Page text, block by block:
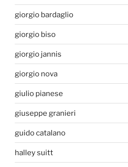
giorgio bardaglio
giorgio biso
giorgio jannis
giorgio nova
giulio pianese
giuseppe granieri
guido catalano
halley suitt